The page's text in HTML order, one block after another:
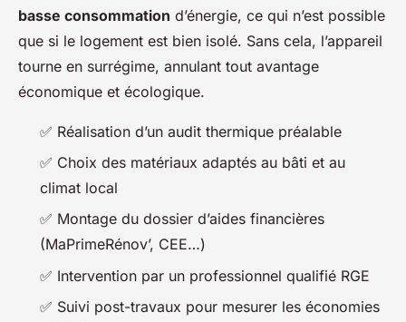
basse consommation d’énergie, ce qui n’est possible
que si le logement est bien isolé. Sans cela, l’appareil
tourne en surrégime, annulant tout avantage
économique et écologique.
✅ Réalisation d’un audit thermique préalable
✅ Choix des matériaux adaptés au bâti et au
climat local
✅ Montage du dossier d’aides financières
(MaPrimeRénov’, CEE…)
✅ Intervention par un professionnel qualifié RGE
✅ Suivi post-travaux pour mesurer les économies